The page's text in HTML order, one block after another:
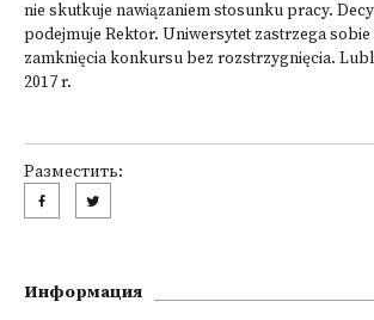
nie skutkuje nawiązaniem stosunku pracy.
podejmuje Rektor. Uniwersytet zastrzega
zamknięcia konkursu bez rozstrzygnięcia.
2017 r.
Разместить:
Информация